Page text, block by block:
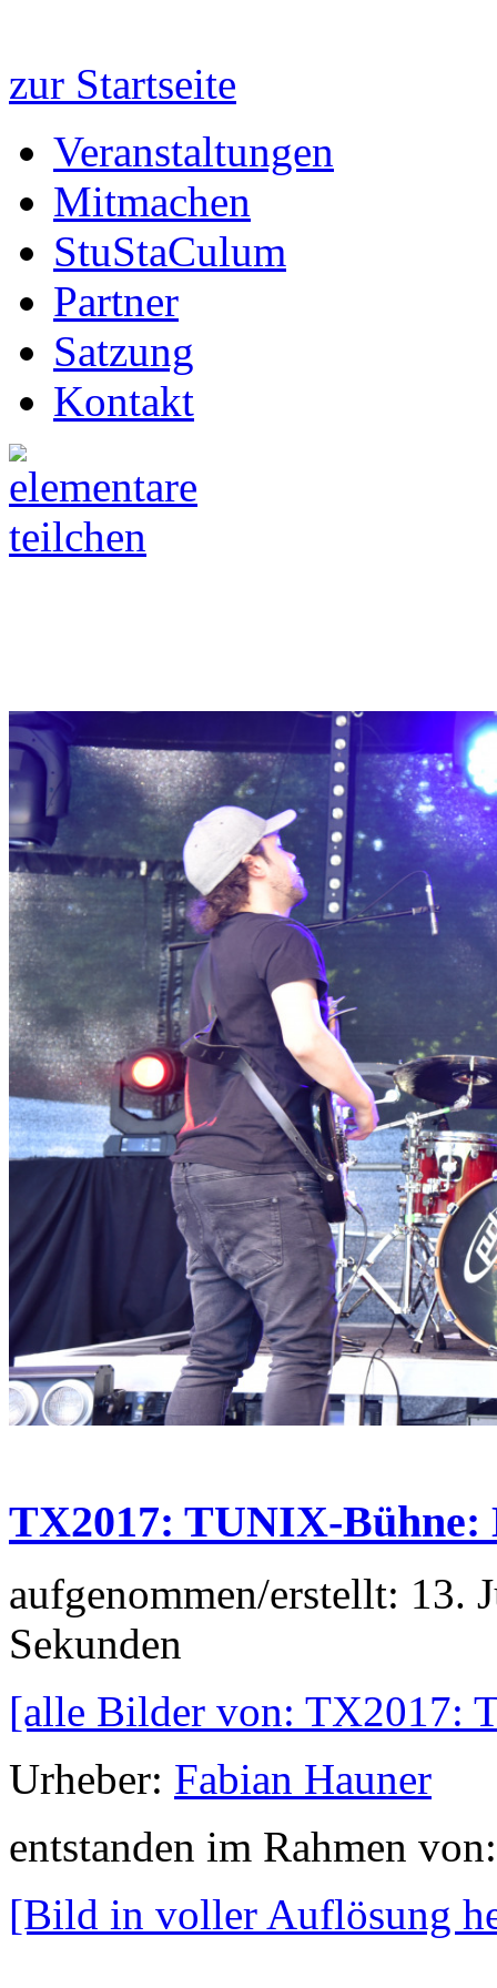
zur Startseite
Veranstaltungen
Mitmachen
StuStaCulum
Partner
Satzung
Kontakt
TX2017: TUNIX-
aufgenommen/erstellt: 13.
Sekunden
[alle Bilder von:
Urheber: Fabian Hauner
entstanden im Rahmen
[Bild in voller Auflösung